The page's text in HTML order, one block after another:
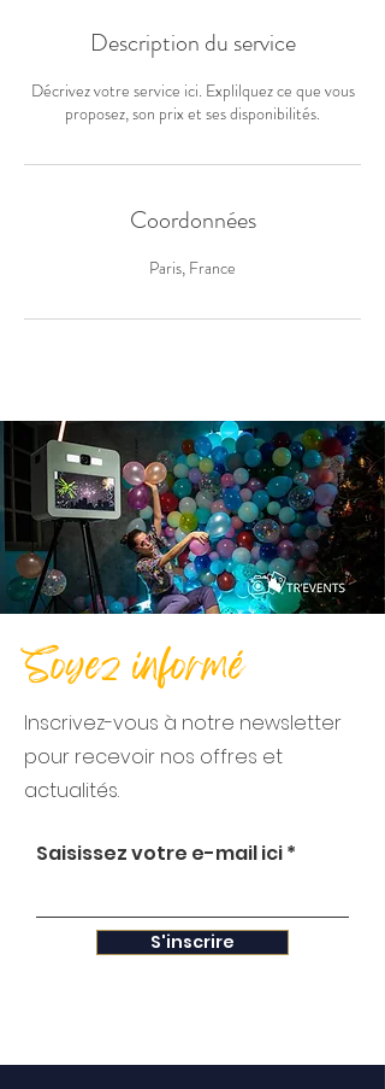
Description du service
Décrivez votre service ici. Explilquez ce que vous
proposez, son prix et ses disponibilités.
Coordonnées
Paris, France
Soyez informé
Inscrivez-vous à notre newsletter
pour recevoir nos offres et
actualités.
Saisissez votre e-mail ici
S'inscrire